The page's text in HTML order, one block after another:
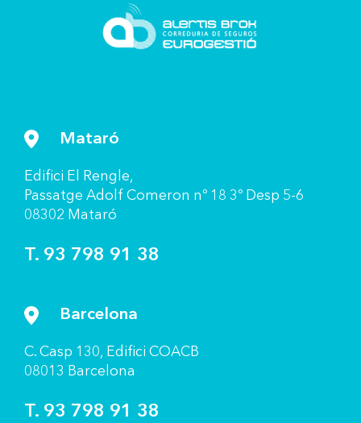
Mataró
Ediﬁci El Rengle,
Passatge Adolf Comeron nº 18 3º Desp 5-6
08302 Mataró
T. 93 798 91 38
Barcelona
C. Casp 130, Ediﬁci COACB
08013 Barcelona
T. 93 798 91 38